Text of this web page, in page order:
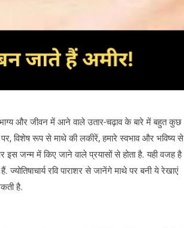
और जीवन में आने वाले उतार-चढ़ाव के बारे में बहुत कुछ
विशेष रूप से माथे की लकीरें, हमारे स्वभाव और भविष्य से
जन्म में किए जाने वाले प्रयासों से होता है. यही वजह है
रवि पाराशर से जानेंगे माथे पर बनी ये रेखाएं
है.